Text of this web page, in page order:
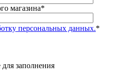
магазина*
персональных данных.*
заполнения